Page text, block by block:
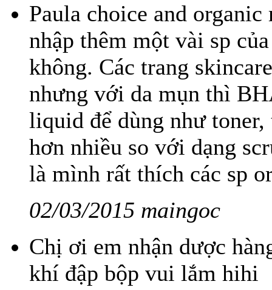
Paula choice and
nhập thêm một vài sp
không. Các trang
nhưng với da mụn thì
liquid để dùng như
hơn nhiều so với dạng
là mình rất thích các sp
02/03/2015 maingoc
Chị ơi em nhận dược
khí đập bộp vui lắm hihi